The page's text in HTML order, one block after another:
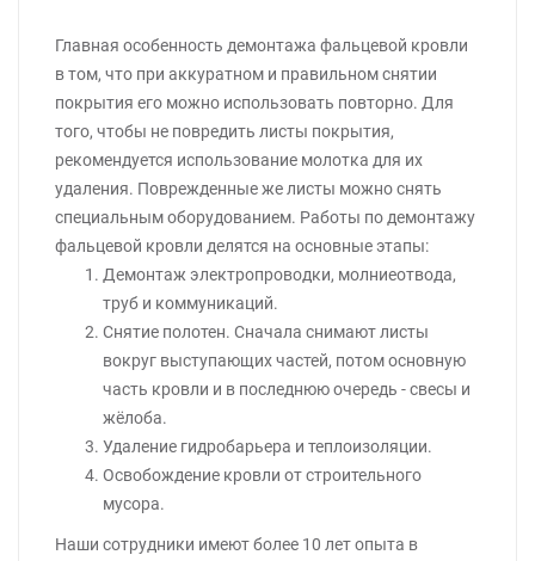
Главная особенность демонтажа фальцевой кровли
в том, что при аккуратном и правильном снятии
покрытия его можно использовать повторно. Для
того, чтобы не повредить листы покрытия,
рекомендуется использование молотка для их
удаления. Поврежденные же листы можно снять
специальным оборудованием. Работы по демонтажу
фальцевой кровли делятся на основные этапы:
Демонтаж электропроводки, молниеотвода,
труб и коммуникаций.
Снятие полотен. Сначала снимают листы
вокруг выступающих частей, потом основную
часть кровли и в последнюю очередь - свесы и
жёлоба.
Удаление гидробарьера и теплоизоляции.
Освобождение кровли от строительного
мусора.
Наши сотрудники имеют более 10 лет опыта в